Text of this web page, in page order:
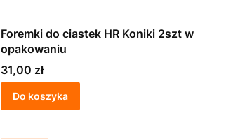
Foremki do ciastek HR Koniki 2szt w
opakowaniu
Cena
31,00 zł
Do koszyka